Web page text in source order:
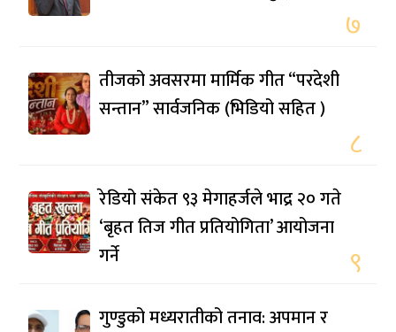
७
तीजको अवसरमा मार्मिक गीत “परदेशी
सन्तान” सार्वजनिक (भिडियो सहित )
८
रेडियो संकेत ९३ मेगाहर्जले भाद्र २० गते
‘बृहत तिज गीत प्रतियोगिता’ आयोजना
गर्ने
९
गुण्डुको मध्यरातीको तनाव: अपमान र